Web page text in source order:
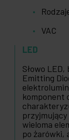
VAC
LED
Słowo
Emitting
komponent
wieloma
po żarówki,